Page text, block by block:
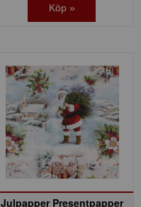
Köp »
Julpapper Presentpapper